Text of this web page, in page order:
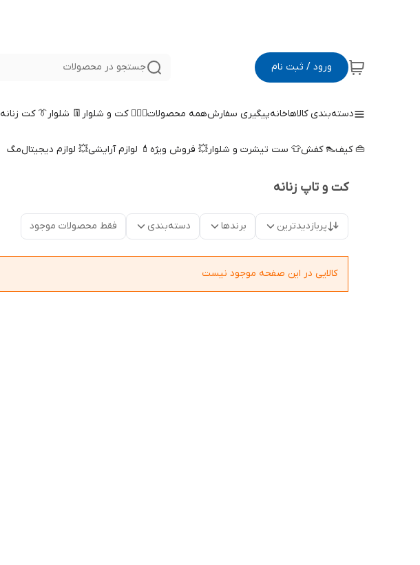
ورود / ثبت نام جستجو در محصولات
دسته‌بندی کالاهاخانهپیگیری سفارشهمه محصولات🤵🏻‍♀️ کت و شلوار 👖 شلوار👔 کت زنانه
👜 کیف👠 کفش👕 ست تیشرت و شلوار💥 فروش ویژه 💄 لوازم آرایشی💥 لوازم دیجیتالمگ
کت و تاپ زنانه
پربازدیدترین برندها دسته‌بندی فقط محصولات موجود
کالایی در این صفحه موجود نیست